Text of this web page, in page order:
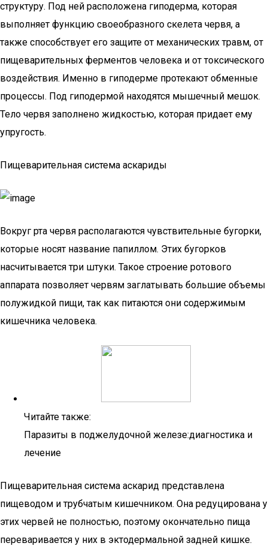
структуру. Под ней расположена гиподерма, которая
выполняет функцию своеобразного скелета червя, а
также способствует его защите от механических травм, от
пищеварительных ферментов человека и от токсического
воздействия. Именно в гиподерме протекают обменные
процессы. Под гиподермой находятся мышечный мешок.
Тело червя заполнено жидкостью, которая придает ему
упругость.
Пищеварительная система аскариды
Вокруг рта червя располагаются чувствительные бугорки,
которые носят название папиллом. Этих бугорков
насчитывается три штуки. Такое строение ротового
аппарата позволяет червям заглатывать большие объемы
полужидкой пищи, так как питаются они содержимым
кишечника человека.
Читайте также:
Паразиты в поджелудочной железе:диагностика и
лечение
Пищеварительная система аскарид представлена
пищеводом и трубчатым кишечником. Она редуцирована у
этих червей не полностью, поэтому окончательно пища
переваривается у них в эктодермальной задней кишке.